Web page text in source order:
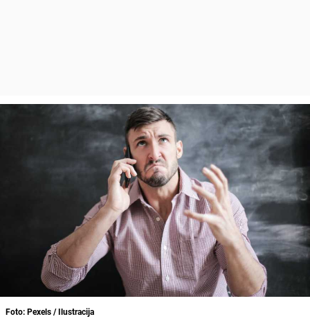
Foto: Pexels / Ilustracija